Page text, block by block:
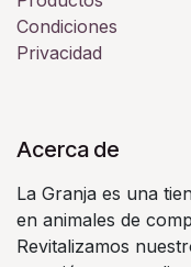
Condiciones
Privacidad
Acerca de
La Granja es una
en animales de
Revitalizamos